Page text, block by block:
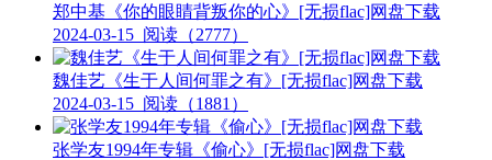
郑中基《你的眼睛背叛你的心》[无损flac]网盘下载
2024-03-15 阅读（2777）
魏佳艺《生于人间何罪之有》[无损flac]网盘下载
2024-03-15 阅读（1881）
张学友1994年专辑《偷心》[无损flac]网盘下载